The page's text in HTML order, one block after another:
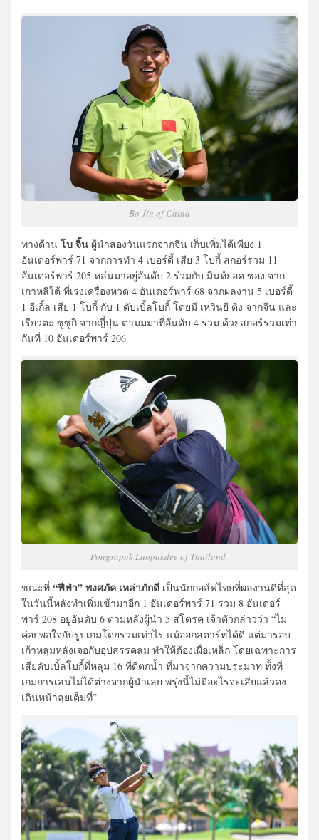
Bo Jin of China
ทางด้าน โบ จิ้น ผู้นำสองวันแรกจากจีน เก็บเพิ่มได้เพียง 1
อันเดอร์พาร์ 71 จากการทำ 4 เบอร์ดี้ เสีย 3 โบกี้ สกอร์รวม 11
อันเดอร์พาร์ 205 หล่นมาอยู่อันดับ 2 ร่วมกับ มินห์ยอค ซอง จาก
เกาหลีใต้ ที่เร่งเครื่องหวด 4 อันเดอร์พาร์ 68 จากผลงาน 5 เบอร์ดี้
1 อีเกิ้ล เสีย 1 โบกี้ กับ 1 ดับเบิ้ลโบกี้ โดยมี เหวินยี ติง จากจีน และ
เรียวตะ ซูซูกิ จากญี่ปุ่น ตามมมาที่อันดับ 4 ร่วม ด้วยสกอร์รวมเท่า
กันที่ 10 อันเดอร์พาร์ 206
Pongsapak Laopakdee of Thailand
ขณะที่ “ฟีฟ่า” พงศภัค เหล่าภักดี เป็นนักกอล์ฟไทยที่ผลงานดีที่สุด
ในวันนี้หลังทำเพิ่มเข้ามาอีก 1 อันเดอร์พาร์ 71 รวม 8 อันเดอร์
พาร์ 208 อยู่อันดับ 6 ตามหลังผู้นำ 5 สโตรค เจ้าตัวกล่าวว่า “ไม่
ค่อยพอใจกับรูปเกมโดยรวมเท่าไร แม้ออกสตาร์ทได้ดี แต่มารอบ
เก้าหลุมหลังเจอกับอุปสรรคลม ทำให้ต้องเผื่อเหล็ก โดยเฉพาะการ
เสียดับเบิ้ลโบกี้ที่หลุม 16 ที่ตีตกน้ำ ที่มาจากความประมาท ท้้งที่
เกมการเล่นไม่ได้ต่างจากผู้นำเลย พรุ่งนี้ไม่มีอะไรจะเสียแล้วคง
เดินหน้าลุยเต็มที่”